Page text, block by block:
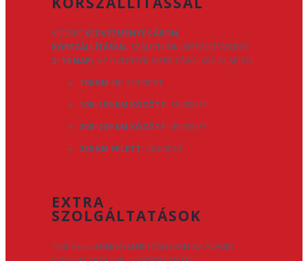
VIDÉKRE KEDVEZMÉNYES ÁRON,
KÖRSZÁLLÍTÁSSAL SZÁLLÍTUNK (KISZÁLLÍTÁSI IDŐ:
2–10 NAP), AZ ÜZLETTŐL MÉRT TÁVOLSÁG ALAPJÁN:
100 KM-IG: 32.000 FT
100–199 KM KÖZÖTT: 39.000 FT
200–249 KM KÖZÖTT: 43.000 FT
250 KM FELETT: 48.000 FT
EXTRA
SZOLGÁLTATÁSOK
TÉRÍTÉS ELLENÉBEN LEHETŐSÉG VAN AZ ALÁBBI